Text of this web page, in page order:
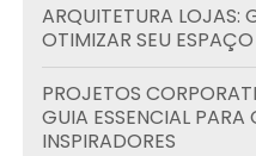
ARQUITETURA LOJAS: GUIA COMPLETO PARA
OTIMIZAR SEU ESPAÇO
PROJETOS CORPORATIVOS DE ARQUITETURA:
GUIA ESSENCIAL PARA
INSPIRADORES